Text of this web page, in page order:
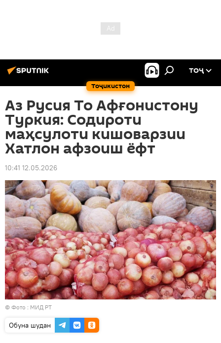
Тоҷикистон
ТОҶ
Аз Русия То Афғонистону
Туркия: Содироти
маҳсулоти кишоварзии
Хатлон афзоиш ёфт
10:41 12.05.2026
© Фото : МИД РТ
Обуна шудан